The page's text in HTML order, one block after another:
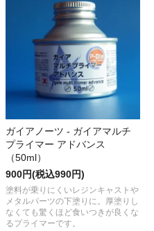
ガイアノーツ - ガイアマルチ
プライマー アドバンス
（50ml）
900円(税込990円)
塗料が乗りにくいレジンキャストや
メタルパーツの下塗りに。厚塗りし
なくても驚くほど食いつきが良くな
るプライマーです。